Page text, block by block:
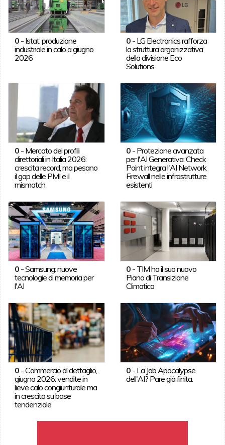
0- Istat: produzione
industriale in calo a giugno
2026
0 - LG Electronics rafforza
la struttura organizzativa
della divisione Eco
Solutions
0- Mercato dei profili
direttoriali in Italia 2026:
crescita record, ma pesano
il gap delle PMI e il
mismatch
0 - Protezione avanzata
per l'AI Generativa: Check
Point integra l'AI Network
Firewall nelle infrastrutture
esistenti
0-Samsung: nuove
tecnologie di memoria per
l'AI
0 - TIM ha il suo nuovo
Piano di Transizione
Climatica
0-Commercio al dettaglio,
giugno 2026: vendite in
lieve calo congiunturale ma
in crescita su base
tendenziale
0 - La Job Apocalypse
dell'AI? Pare già finita.